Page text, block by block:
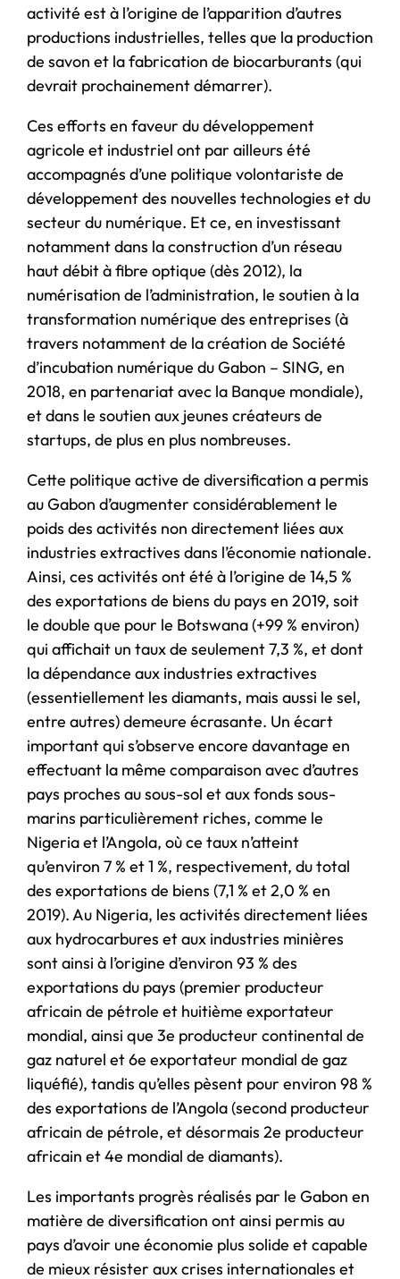
activité est à l’origine de l’apparition d’autres
productions industrielles, telles que la production
de savon et la fabrication de biocarburants (qui
devrait prochainement démarrer).
Ces efforts en faveur du développement
agricole et industriel ont par ailleurs été
accompagnés d’une politique volontariste de
développement des nouvelles technologies et du
secteur du numérique. Et ce, en investissant
notamment dans la construction d’un réseau
haut débit à fibre optique (dès 2012), la
numérisation de l’administration, le soutien à la
transformation numérique des entreprises (à
travers notamment de la création de Société
d’incubation numérique du Gabon – SING, en
2018, en partenariat avec la Banque mondiale),
et dans le soutien aux jeunes créateurs de
startups, de plus en plus nombreuses.
Cette politique active de diversification a permis
au Gabon d’augmenter considérablement le
poids des activités non directement liées aux
industries extractives dans l’économie nationale.
Ainsi, ces activités ont été à l’origine de 14,5 %
des exportations de biens du pays en 2019, soit
le double que pour le Botswana (+99 % environ)
qui affichait un taux de seulement 7,3 %, et dont
la dépendance aux industries extractives
(essentiellement les diamants, mais aussi le sel,
entre autres) demeure écrasante. Un écart
important qui s’observe encore davantage en
effectuant la même comparaison avec d’autres
pays proches au sous-sol et aux fonds sous-
marins particulièrement riches, comme le
Nigeria et l’Angola, où ce taux n’atteint
qu’environ 7 % et 1 %, respectivement, du total
des exportations de biens (7,1 % et 2,0 % en
2019). Au Nigeria, les activités directement liées
aux hydrocarbures et aux industries minières
sont ainsi à l’origine d’environ 93 % des
exportations du pays (premier producteur
africain de pétrole et huitième exportateur
mondial, ainsi que 3e producteur continental de
gaz naturel et 6e exportateur mondial de gaz
liquéfié), tandis qu’elles pèsent pour environ 98 %
des exportations de l’Angola (second producteur
africain de pétrole, et désormais 2e producteur
africain et 4e mondial de diamants).
Les importants progrès réalisés par le Gabon en
matière de diversification ont ainsi permis au
pays d’avoir une économie plus solide et capable
de mieux résister aux crises internationales et